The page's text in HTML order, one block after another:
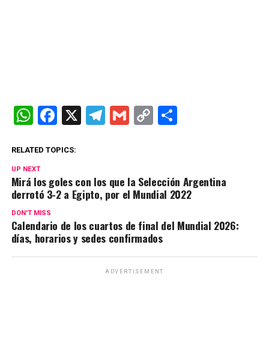
W
at
s
A
p
p
F
ce
b
o
k
X T
a
G C
Li
n
C
p
ar
RELATED TOPICS:
UP NEXT
Mirá los goles con los que la Selección Argentina
derrotó 3-2 a Egipto, por el Mundial 2022
DON'T MISS
Calendario de los cuartos de final del Mundial 2026:
días, horarios y sedes confirmados
ADVERTISEMENT